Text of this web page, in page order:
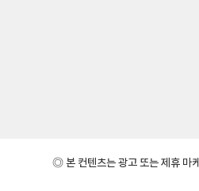
◎ 본 컨텐츠는 광고 또는 제휴 마